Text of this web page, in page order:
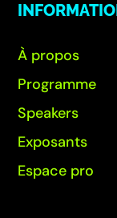
À propos
Programme
Speakers
Exposants
Espace pro